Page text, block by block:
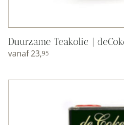
Duurzame Teakolie |
vanaf23,95